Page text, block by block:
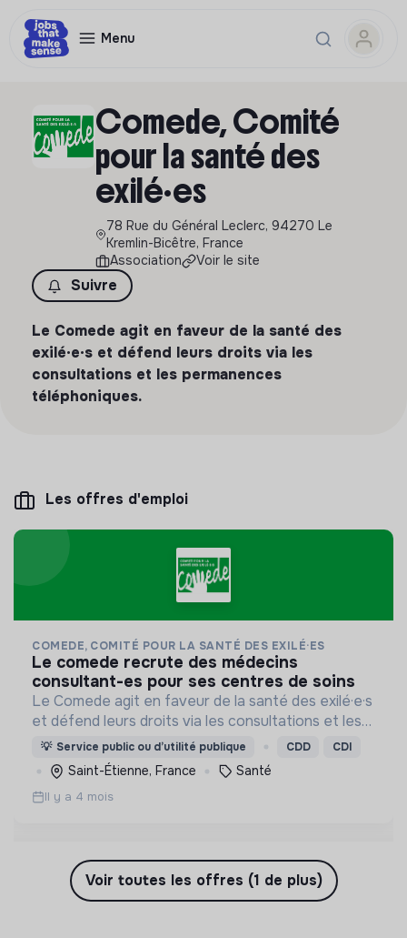
Menu
Comede, Comité
pour la santé des
exilé·es
78 Rue du Général Leclerc, 94270 Le
Kremlin-Bicêtre, France
Association
Voir le site
Suivre
Le Comede agit en faveur de la santé des
exilé·e·s et défend leurs droits via les
consultations et les permanences
téléphoniques.
Les offres d'emploi
COMEDE, COMITÉ POUR LA SANTÉ DES EXILÉ·ES
le comede recrute des médecins
consultant-es pour ses centres de soins
Le Comede agit en faveur de la santé des exilé·e·s
et défend leurs droits via les consultations et les
permanences téléphoniques.
💡 Service public ou d’utilité publique CDD CDI
Saint-Étienne, France Santé
Il y a 4 mois
Voir toutes les offres (1 de plus)